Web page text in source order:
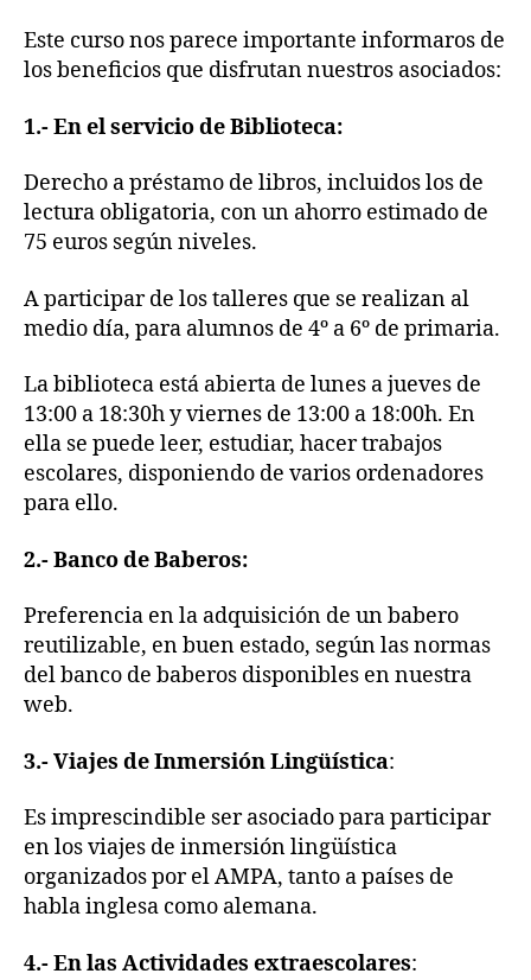
Este curso nos parece importante informaros de
los beneficios que disfrutan nuestros asociados:
1.- En el servicio de Biblioteca:
Derecho a préstamo de libros, incluidos los de
lectura obligatoria, con un ahorro estimado de
75 euros según niveles.
A participar de los talleres que se realizan al
medio día, para alumnos de 4º a 6º de primaria.
La biblioteca está abierta de lunes a jueves de
13:00 a 18:30h y viernes de 13:00 a 18:00h. En
ella se puede leer, estudiar, hacer trabajos
escolares, disponiendo de varios ordenadores
para ello.
2.- Banco de Baberos:
Preferencia en la adquisición de un babero
reutilizable, en buen estado, según las normas
del banco de baberos disponibles en nuestra
web.
3.- Viajes de Inmersión Lingüística:
Es imprescindible ser asociado para participar
en los viajes de inmersión lingüística
organizados por el AMPA, tanto a países de
habla inglesa como alemana.
4.- En las Actividades extraescolares: